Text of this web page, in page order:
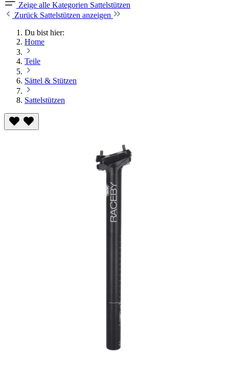
Zeige alle Kategorien Sattelstützen
Zurück Sattelstützen anzeigen
Du bist hier:
Home
Teile
Sättel & Stützen
Sattelstützen